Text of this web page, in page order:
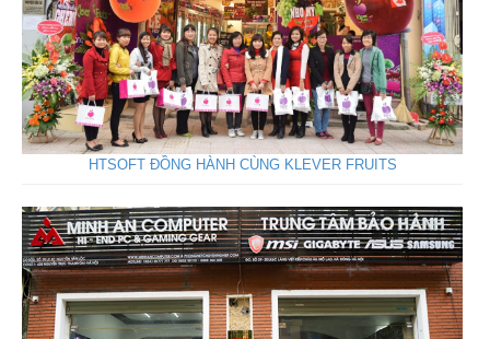
HTSOFT ĐỒNG HÀNH CÙNG KLEVER FRUITS